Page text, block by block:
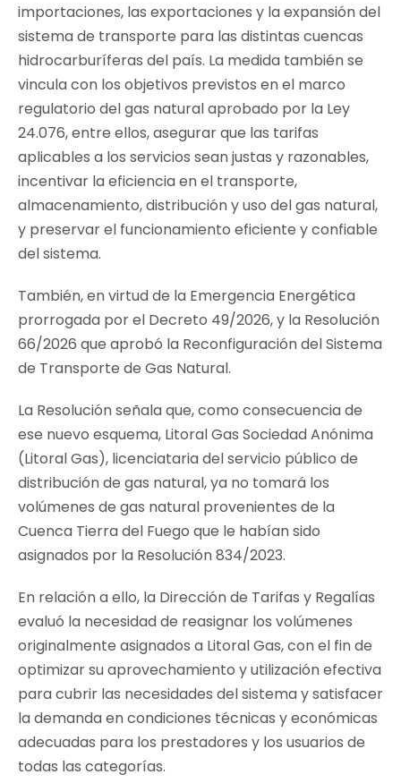
importaciones, las exportaciones y la expansión del
sistema de transporte para las distintas cuencas
hidrocarburíferas del país. La medida también se
vincula con los objetivos previstos en el marco
regulatorio del gas natural aprobado por la Ley
24.076, entre ellos, asegurar que las tarifas
aplicables a los servicios sean justas y razonables,
incentivar la eficiencia en el transporte,
almacenamiento, distribución y uso del gas natural,
y preservar el funcionamiento eficiente y confiable
del sistema.
También, en virtud de la Emergencia Energética
prorrogada por el Decreto 49/2026, y la Resolución
66/2026 que aprobó la Reconfiguración del Sistema
de Transporte de Gas Natural.
La Resolución señala que, como consecuencia de
ese nuevo esquema, Litoral Gas Sociedad Anónima
(Litoral Gas), licenciataria del servicio público de
distribución de gas natural, ya no tomará los
volúmenes de gas natural provenientes de la
Cuenca Tierra del Fuego que le habían sido
asignados por la Resolución 834/2023.
En relación a ello, la Dirección de Tarifas y Regalías
evaluó la necesidad de reasignar los volúmenes
originalmente asignados a Litoral Gas, con el fin de
optimizar su aprovechamiento y utilización efectiva
para cubrir las necesidades del sistema y satisfacer
la demanda en condiciones técnicas y económicas
adecuadas para los prestadores y los usuarios de
todas las categorías.